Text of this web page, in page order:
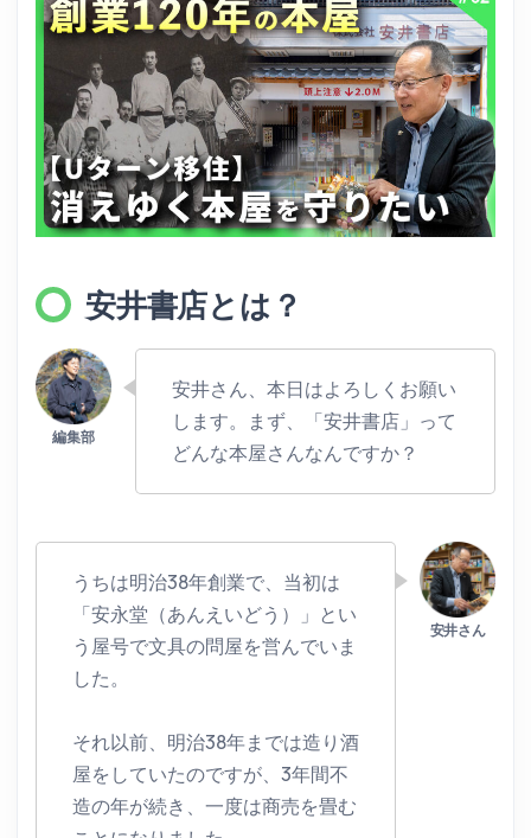
安井書店とは？
安井さん、本日はよろしくお願い
します。まず、「安井書店」って
どんな本屋さんなんですか？
うちは明治38年創業で、当初は
「安永堂（あんえいどう）」とい
う屋号で文具の問屋を営んでいま
した。
それ以前、明治38年までは造り酒
屋をしていたのですが、3年間不
造の年が続き、一度は商売を畳む